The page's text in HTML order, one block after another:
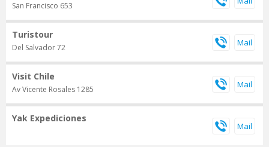
San Francisco 653
Turistour
Del Salvador 72
Visit Chile
Av Vicente Rosales 1285
Yak Expediciones